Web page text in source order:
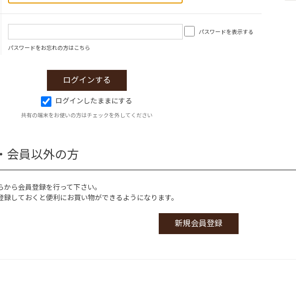
パスワードを表示する
パスワードをお忘れの方はこちら
ログインしたままにする
共有の端末をお使いの方はチェックを外してください
会員以外の方
ら会員登録を行って下さい。
しておくと便利にお買い物ができるようになります。